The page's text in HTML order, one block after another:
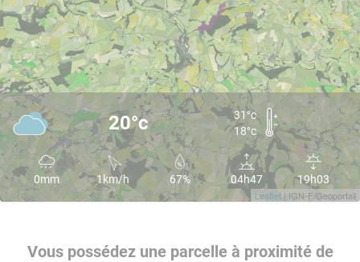
Leaflet | IGN-F/Geoportail
20°c
31°c
18°c
0mm 1km/h 67% 04h47 19h03
Vous possédez une parcelle à proximité de